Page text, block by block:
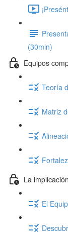
(30min)
Equipos
Teoría
Matriz
La
El